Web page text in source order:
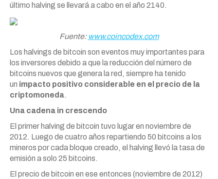
último halving se llevará a cabo en el año 2140.
Fuente: www.coincodex.com
Los halvings de bitcoin son eventos muy importantes para
los inversores debido a que la reducción del número de
bitcoins nuevos que genera la red, siempre ha tenido
un impacto positivo considerable en el precio de la
criptomoneda.
Una cadena in crescendo
El primer halving de bitcoin tuvo lugar en noviembre de
2012. Luego de cuatro años repartiendo 50 bitcoins a los
mineros por cada bloque creado, el halving llevó la tasa de
emisión a solo 25 bitcoins.
El precio de bitcoin en ese entonces (noviembre de 2012)